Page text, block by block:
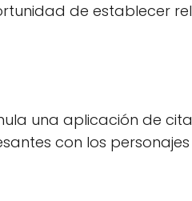
de establecer
una aplicación de
con los